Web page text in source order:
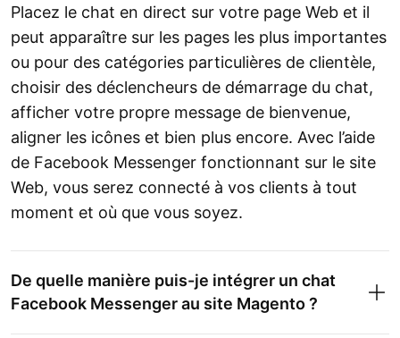
Placez le chat en direct sur votre page Web et il
peut apparaître sur les pages les plus importantes
ou pour des catégories particulières de clientèle,
choisir des déclencheurs de démarrage du chat,
afficher votre propre message de bienvenue,
aligner les icônes et bien plus encore. Avec l’aide
de Facebook Messenger fonctionnant sur le site
Web, vous serez connecté à vos clients à tout
moment et où que vous soyez.
De quelle manière puis-je intégrer un chat
Facebook Messenger au site Magento ?